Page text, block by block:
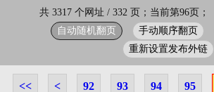
共 3317 个网址 / 332 页；当前第96页；
自动随机翻页
手动顺序翻页
重新设置发布外链
<< < 92 93 94 95